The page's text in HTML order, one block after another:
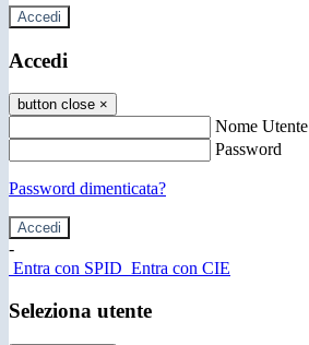
Accedi
Accedi
button close ×
Nome Utente
Password
Password dimenticata?
-
Entra con SPID Entra con CIE
Seleziona utente